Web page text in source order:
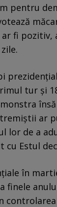
pentru
fi pozitiv,
tur și
ar
lor de a
cu Estul
în
finele